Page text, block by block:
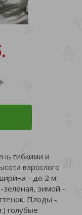
гибкими и
взрослого
- до 2 м.
зеленая, зимой -
Плоды -
голубые